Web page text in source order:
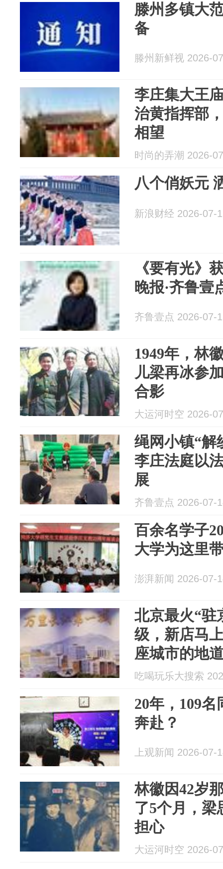
滕州多镇大
备
滕州新鲜视 2026-
李庄集大王
治黄指挥部
相望
时尚的弄潮 2026-
八个俏妖元
新浪财经 2026-07-
《要有光》
晚报·齐鲁壹
齐鲁壹点 2026-07-
1949年，林
儿梁再冰参
合影
大运河时空 2026-
绳网小镇“解
李庄法庭以
展
齐鲁壹点 2026-07-
百余名学子
大学为这里
澎湃新闻 2026-07-
北京最火“驻
级，新店马
座城市的地
吃喝玩乐大搜索
20年，109
奔赴？
上观新闻 2026-07-
林徽因42岁
了5个月，梁
担心
大运河时空 2026-